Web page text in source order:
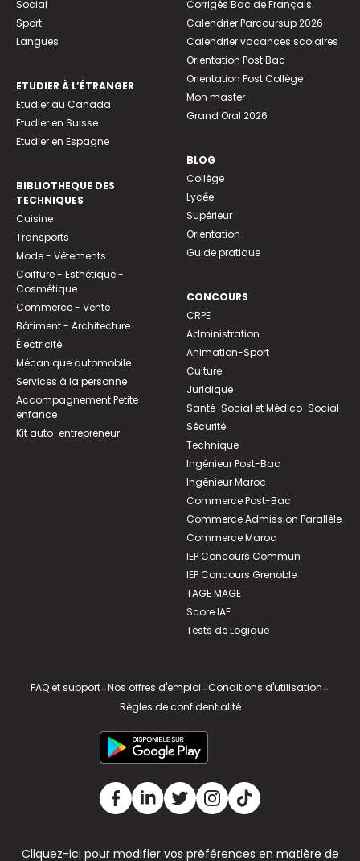
Social
Sport
Langues
ETUDIER À L’ÉTRANGER
Etudier au Canada
Etudier en Suisse
Etudier en Espagne
BIBLIOTHEQUE DES
TECHNIQUES
Cuisine
Transports
Mode - Vêtements
Coiffure - Esthétique -
Cosmétique
Commerce - Vente
Bâtiment - Architecture
Électricité
Mécanique automobile
Services à la personne
Accompagnement Petite
enfance
Kit auto-entrepreneur
Corrigés Bac de Français
Calendrier Parcoursup 2026
Calendrier vacances scolaires
Orientation Post Bac
Orientation Post Collège
Mon master
Grand Oral 2026
BLOG
Collège
Lycée
Supérieur
Orientation
Guide pratique
CONCOURS
CRPE
Administration
Animation-Sport
Culture
Juridique
Santé-Social et Médico-Social
Sécurité
Technique
Ingénieur Post-Bac
Ingénieur Maroc
Commerce Post-Bac
Commerce Admission Parallèle
Commerce Maroc
IEP Concours Commun
IEP Concours Grenoble
TAGE MAGE
Score IAE
Tests de Logique
FAQ et support-Nos offres d'emploi-Conditions d'utilisation-
Règles de confidentialité
Cliquez-ici pour modifier vos préférences en matière de